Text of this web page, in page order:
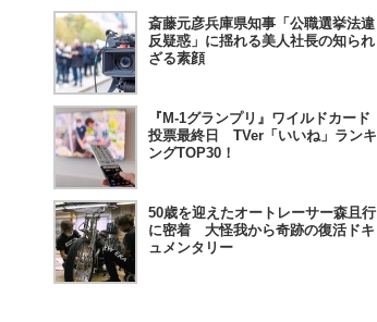
斎藤元彦兵庫県知事「公職選挙法違
反疑惑」に揺れる美人社長の知られ
ざる素顔
『M-1グランプリ』ワイルドカード
投票最終日 TVer「いいね」ランキ
ングTOP30！
50歳を迎えたオートレーサー森且行
に密着 大怪我から奇跡の復活ドキ
ュメンタリー